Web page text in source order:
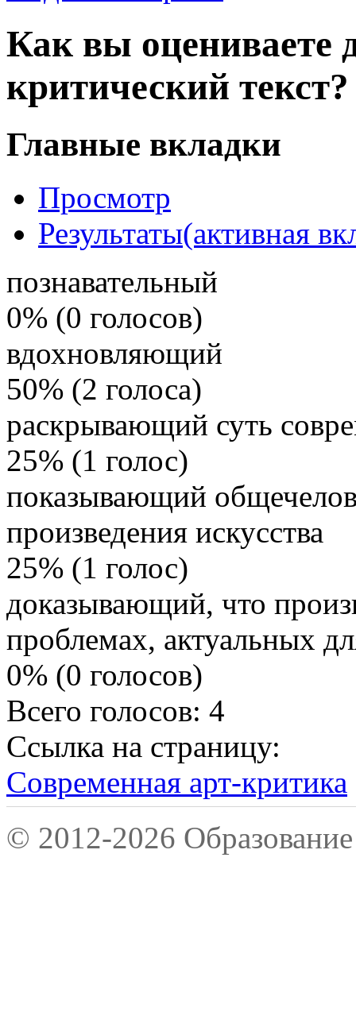
Как вы оцениваете
критический текст?
Главные вкладки
Просмотр
Результаты(активная
познавательный
0% (0 голосов)
вдохновляющий
50% (2 голоса)
раскрывающий суть
25% (1 голос)
показывающий
произведения искусства
25% (1 голос)
доказывающий, что
проблемах, актуальных
0% (0 голосов)
Всего голосов: 4
Ссылка на страницу:
Современная арт-критика
© 2012-2026 Образование